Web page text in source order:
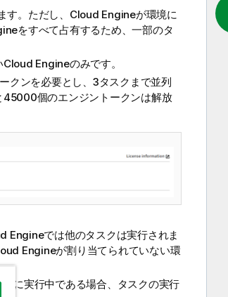
す。ただし、Cloud Engineが環境に
をすべて占有するため、一部のタ
Engineのみです。
クンを必要とし、3タスクまで並列
45000個のエンジントークンは解放
Engineでは他のタスクは実行されま
Engineが割り当てられていない環
に実行中である場合、タスクの実行